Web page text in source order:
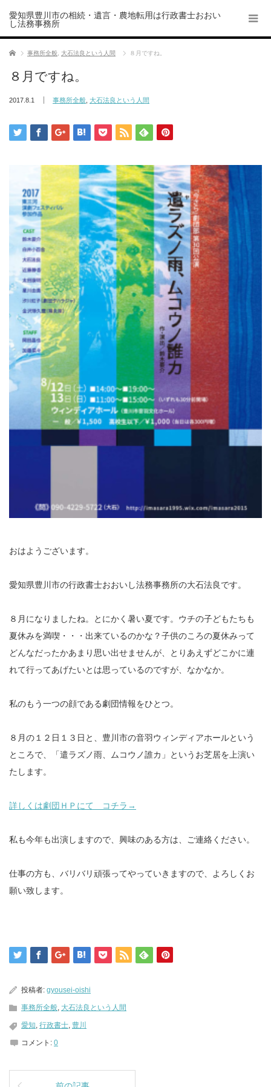
愛知県豊川市の相続・遺言・農地転用は行政書士おおい
し法務事務所
ホーム 事務所全般 大石法良という人間 ８月ですね。
８月ですね。
2017.8.1 事務所全般 大石法良という人間
おはようございます。
愛知県豊川市の行政書士おおいし法務事務所の大石法良です。
８月になりましたね。とにかく暑い夏です。ウチの子どもたちも
夏休みを満喫・・・出来ているのかな？子供のころの夏休みって
どんなだったかあまり思い出せませんが、とりあえずどこかに連
れて行ってあげたいとは思っているのですが、なかなか。
私のもう一つの顔である劇団情報をひとつ。
８月の１２日１３日と、豊川市の音羽ウィンディアホールという
ところで、「遣ラズノ雨、ムコウノ誰カ」というお芝居を上演い
たします。
詳しくは劇団ＨＰにて コチラ→
私も今年も出演しますので、興味のある方は、ご連絡ください。
仕事の方も、バリバリ頑張ってやっていきますので、よろしくお
願い致します。
投稿者: gyousei-oishi
事務所全般, 大石法良という人間
愛知, 行政書士, 豊川
コメント: 0